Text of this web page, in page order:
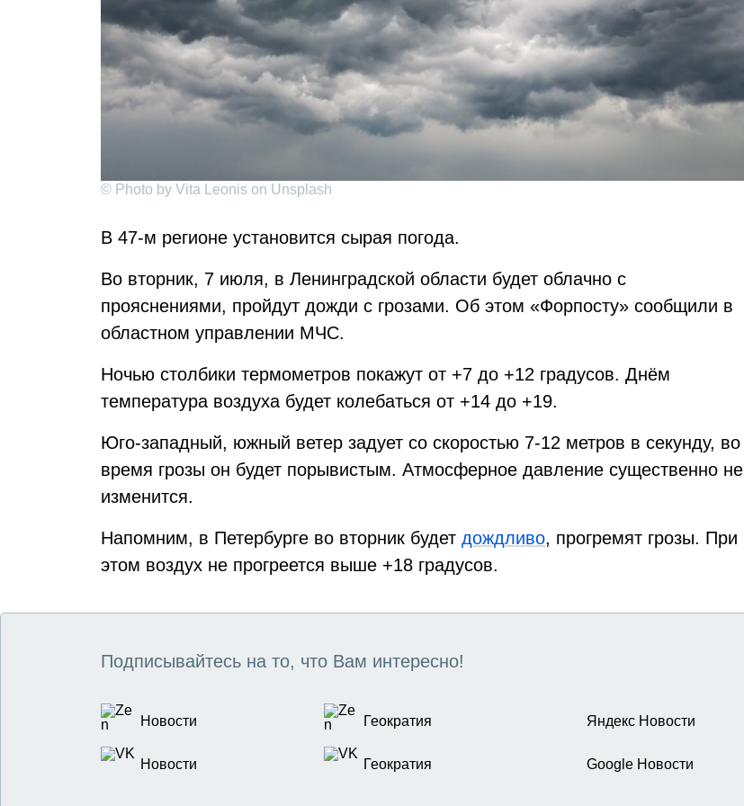
© Photo by Vita Leonis on Unsplash
В 47-м регионе установится сырая погода.
Во вторник, 7 июля, в Ленинградской области будет облачно с
прояснениями, пройдут дожди с грозами. Об этом «Форпосту» сообщили в
областном управлении МЧС.
Ночью столбики термометров покажут от +7 до +12 градусов. Днём
температура воздуха будет колебаться от +14 до +19.
Юго-западный, южный ветер задует со скоростью 7-12 метров в секунду, во
время грозы он будет порывистым. Атмосферное давление существенно не
изменится.
Напомним, в Петербурге во вторник будет дождливо, прогремят грозы. При
этом воздух не прогреется выше +18 градусов.
Подписывайтесь на то, что Вам интересно!
Новости Геократия Яндекс Новости
Новости Геократия Google Новости